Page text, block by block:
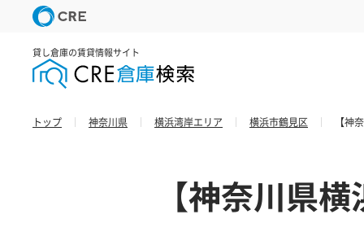
貸し倉庫の賃貸情報サイト
トップ 神奈川県 横浜湾岸エリア 横浜市鶴見区 【神
【神奈川県